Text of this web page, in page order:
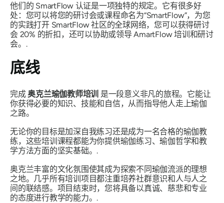
他们的 SmartFlow 认证是一项独特的规定。它有很多好
处：您可以将您的研讨会或课程命名为“SmartFlow”，为您
的实践打开 SmartFlow 社区的全球网络，您可以获得研讨
会 20% 的折扣，还可以协助或领导 AmartFlow 培训和研讨
会。.
底线
完成 奥克兰瑜伽教师培训
是一段意义非凡的旅程。它能让
你获得必要的知识、技能和自信，从而指导他人走上瑜伽
之路。
无论你的目标是加深自我练习还是成为一名合格的瑜伽教
练，这些培训课程都能为你提供瑜伽练习、瑜伽哲学和教
学方法方面的坚实基础。.
奥克兰丰富的文化氛围使其成为探索不同瑜伽流派的理想
之地。几乎所有培训项目都注重培养社群意识和人与人之
间的联结感。项目结束时，您将具备以真诚、慈悲和专业
的态度进行教学的能力。.